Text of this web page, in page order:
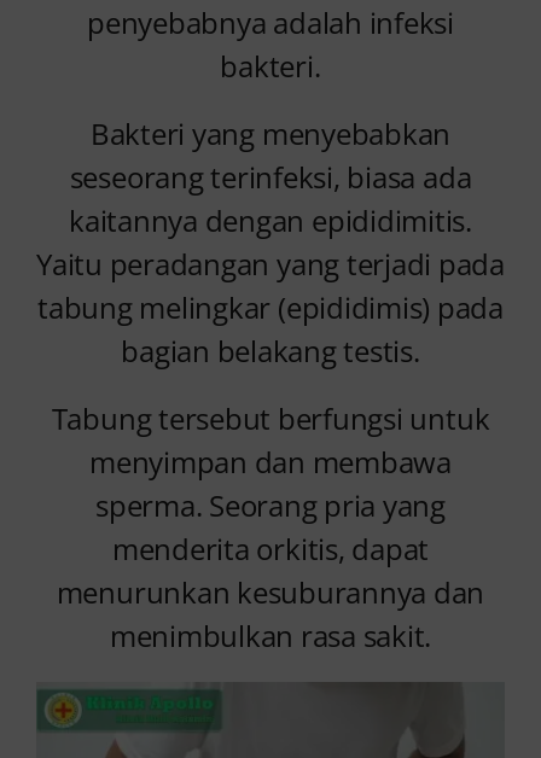
penyebabnya adalah infeksi
bakteri.
Bakteri yang menyebabkan
seseorang terinfeksi, biasa ada
kaitannya dengan epididimitis.
Yaitu peradangan yang terjadi pada
tabung melingkar (epididimis) pada
bagian belakang testis.
Tabung tersebut berfungsi untuk
menyimpan dan membawa
sperma. Seorang pria yang
menderita orkitis, dapat
menurunkan kesuburannya dan
menimbulkan rasa sakit.